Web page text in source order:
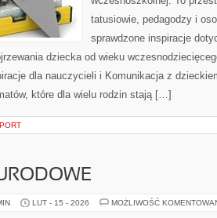
tatusiowie, pedagodzy i
sprawdzone inspiracje
dziecka od wieku
dla nauczycieli i Komunikacja z
które dla wielu rodzin stają […]
LUT - 15 - 2026 MOŻLIWOŚĆ